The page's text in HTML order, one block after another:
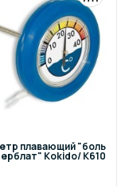
плавающий "боль
Kokido/ K610